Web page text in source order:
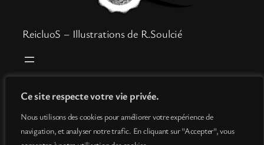
Ce site respecte votre vie privée.
Nous utilisons des cookies pour améliorer votre expérience de
navigation, et analyser notre trafic. En cliquant sur "Accepter", vous
ReicluoS – Illustrations de R.Soulcié
Boutique
Info
Contact
Mentions légales
Conditions générales de vente